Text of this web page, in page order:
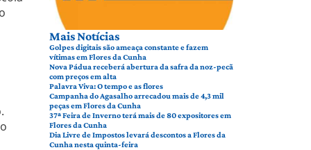
Mais Notícias
Golpes digitais são ameaça constante e fazem
vítimas em Flores da Cunha
Nova Pádua receberá abertura da safra da noz-pecã
com preços em alta
Palavra Viva: O tempo e as flores
Campanha do Agasalho arrecadou mais de 4,3 mil
peças em Flores da Cunha
37ª Feira de Inverno terá mais de 80 expositores em
Flores da Cunha
Dia Livre de Impostos levará descontos a Flores da
Cunha nesta quinta-feira